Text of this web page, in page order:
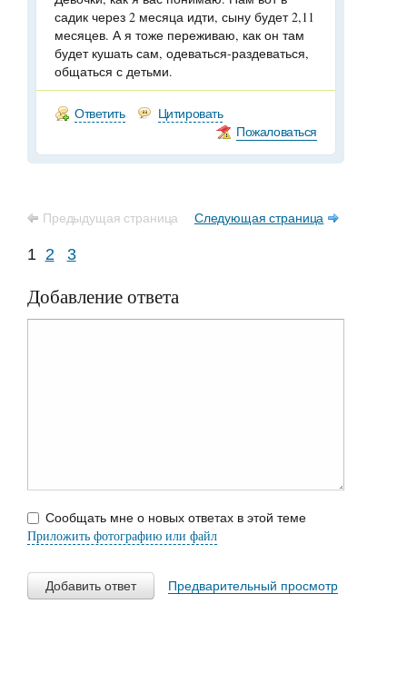
садик через 2 месяца идти, сыну будет 2,11
месяцев. А я тоже переживаю, как он там
будет кушать сам, одеваться-раздеваться,
общаться с детьми.
Ответить
Цитировать
Пожаловаться
Предыдущая страница Следующая страница
1 2 3
Добавление ответа
Сообщать мне о новых ответах в этой теме
Приложить фотографию или файл
Добавить ответ Предварительный просмотр